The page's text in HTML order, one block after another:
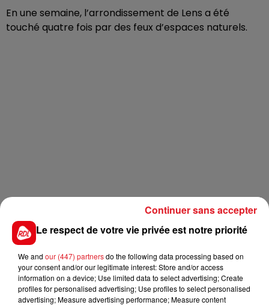
En une semaine, l’arrondissement de Lens a été
touché quatre fois par des feux d’espaces naturels.
Le respect de votre vie privée est notre priorité
We and our (447) partnersdo the following data processing based on
your consent and/or our legitimate interest: Store and/or access
information on a device; Use limited data to select advertising; Create
profiles for personalised advertising; Use profiles to select personalised
advertising; Measure advertising performance; Measure content
Continuer sans accepter